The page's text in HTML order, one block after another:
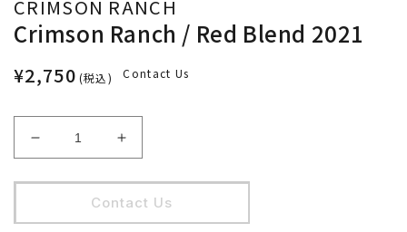
CRIMSON RANCH
Crimson Ranch / Red Blend 2021
¥2,750 (税込) Contact Us
Crimson
Ranch
/
Blend
Crimson
Ranch
/
Red
Blend
Contact Us